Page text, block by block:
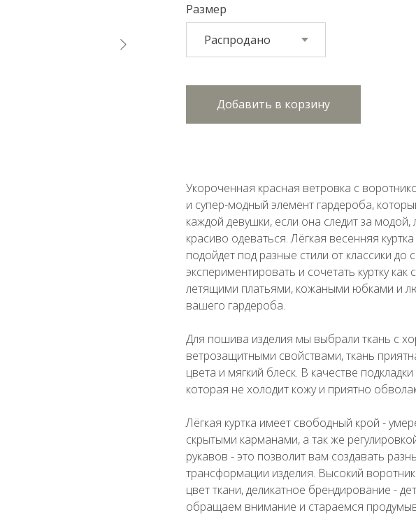
Размер
Добавить в корзину
Укороченная красная ветровка с
и супер-модный элемент гардероба,
каждой девушки, если она следит за
красиво одеваться. Лёгкая весенняя
подойдет под разные стили от классики
экспериментировать и сочетать куртку
летящими платьями, кожаными юбками и
вашего гардероба.
Для пошива изделия мы выбрали ткань с
ветрозащитными свойствами, ткань
цвета и мягкий блеск. В качестве
которая не холодит кожу и приятно
Лёгкая куртка имеет свободный крой -
скрытыми карманами, а так же
рукавов - это позволит вам создавать
трансформации изделия. Высокий
цвет ткани, деликатное брендирование -
обращаем внимание и стараемся